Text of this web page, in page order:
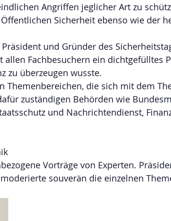
Angriffen jeglicher Art zu
Sicherheit ebenso wie der
und Gründer des
allen Fachbesuchern ein dichtgefülltes
zu überzeugen wusste.
Themenbereichen, die sich mit dem
zuständigen Behörden wie
und Nachrichtendienst,
Vorträge von Experten.
souverän die einzelnen